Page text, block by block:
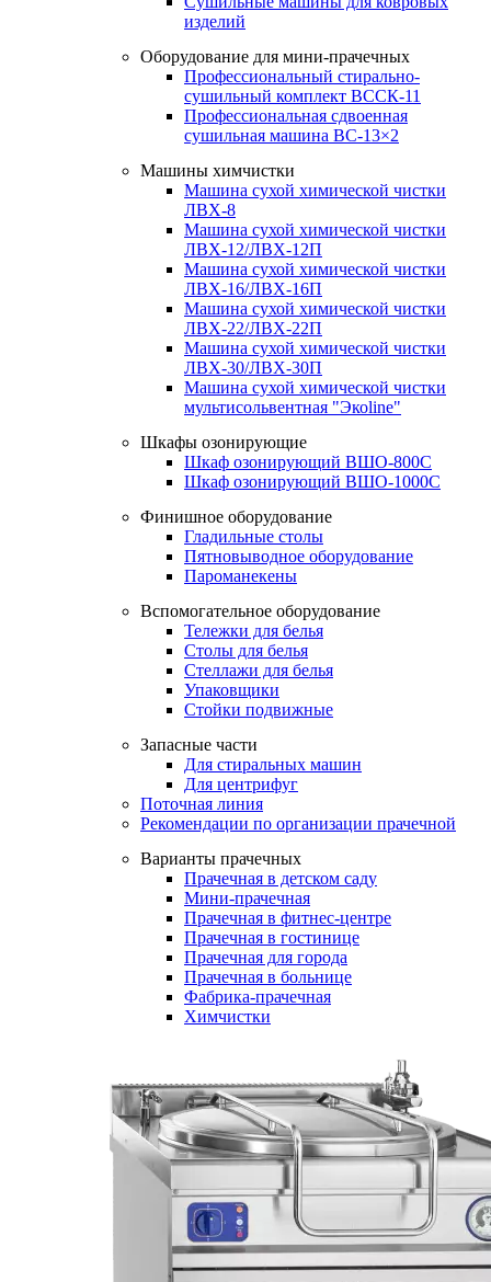
изделий
Оборудование для мини-прачечных
Профессиональный стирально-
сушильный комплект ВССК-11
Профессиональная сдвоенная
сушильная машина ВС-13×2
Машины химчистки
Машина сухой химической чистки
ЛВХ-8
Машина сухой химической чистки
ЛВХ-12/ЛВХ-12П
Машина сухой химической чистки
ЛВХ-16/ЛВХ-16П
Машина сухой химической чистки
ЛВХ-22/ЛВХ-22П
Машина сухой химической чистки
ЛВХ-30/ЛВХ-30П
Машина сухой химической чистки
мультисольвентная "Экоline"
Шкафы озонирующие
Шкаф озонирующий ВШО-800С
Шкаф озонирующий ВШО-1000С
Финишное оборудование
Гладильные столы
Пятновыводное оборудование
Пароманекены
Вспомогательное оборудование
Тележки для белья
Столы для белья
Стеллажи для белья
Упаковщики
Стойки подвижные
Запасные части
Для стиральных машин
Для центрифуг
Поточная линия
Рекомендации по организации прачечной
Варианты прачечных
Прачечная в детском саду
Мини-прачечная
Прачечная в фитнес-центре
Прачечная в гостинице
Прачечная для города
Прачечная в больнице
Фабрика-прачечная
Химчистки